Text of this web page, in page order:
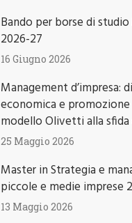
Bando per borse di
2026-27
16 Giugno 2026
Management d’impresa:
economica e
modello Olivetti alla
25 Maggio 2026
Master in Strategia e
piccole e medie imprese
13 Maggio 2026